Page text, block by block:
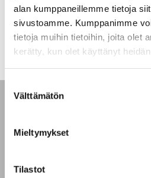
alan kumppaneillemme tietoja
sivustoamme. Kumppanimme
tietoja muihin tietoihin, joita olet
kerätty, kun olet käyttänyt
Suostumuksen
valinta
Välttämätön
Mieltymykset
Tilastot